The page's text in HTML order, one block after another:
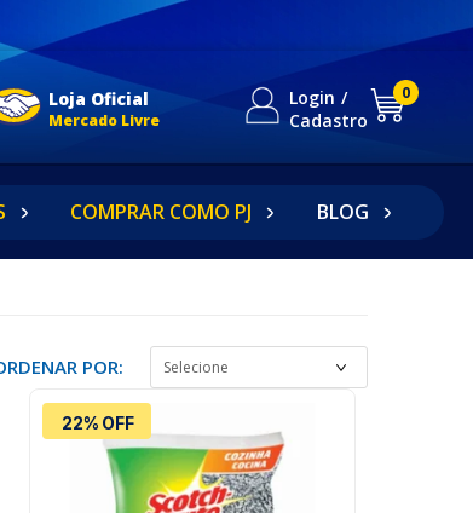
Loja Oficial
Mercado Livre
Login
Cadastro
0
COMPRAR COMO PJ BLOG
POR:
22% OFF